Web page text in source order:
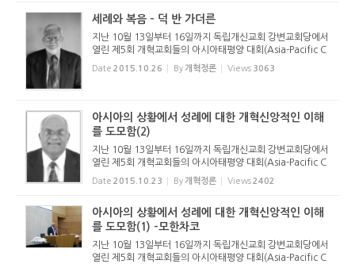
세례와 복음 - 덕 반 가더른
지난 10월 13일부터 16일까지 독립개신교회 강변교회당에서
열린 제5회 개혁교회들의 아시아태평양 대회(Asia-Pacific C
onference of the Reformed Churches. 약칭 AP-CRC, 주
제: 세례와 성찬)에서 있었던 공개강연에서 발표된 덕 반 가더
Date 2015.10.26 By 개혁정론 Views 3063
아시아의 상황에서 성례에 대한 개혁신앙적인 이해
를 도모함(2)
지난 10월 13일부터 16일까지 독립개신교회 강변교회당에서
열린 제5회 개혁교회들의 아시아태평양 대회(Asia-Pacific C
onference of the Reformed Churches. 약칭 AP-CRC, 주
제: 세례와 성찬)에서 있었던 공개강연에서 발표된 모한차코
Date 2015.10.23 By 개혁정론 Views2402
아시아의 상황에서 성례에 대한 개혁신앙적인 이해
를 도모함(1) -모한차코
지난 10월 13일부터 16일까지 독립개신교회 강변교회당에서
열린 제5회 개혁교회들의 아시아태평양 대회(Asia-Pacific C